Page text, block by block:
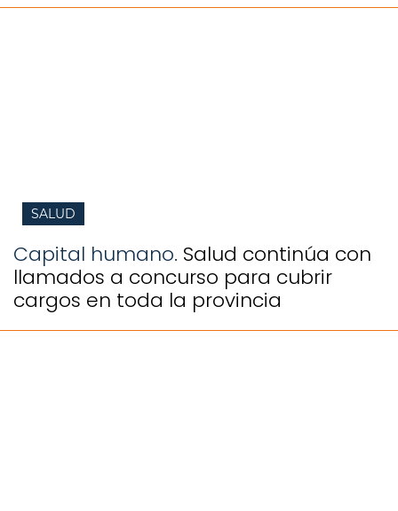
SALUD
Capital humano. Salud continúa con
llamados a concurso para cubrir
cargos en toda la provincia